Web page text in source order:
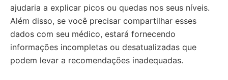
ajudaria a explicar picos ou quedas nos seus níveis.
Além disso, se você precisar compartilhar esses
dados com seu médico, estará fornecendo
informações incompletas ou desatualizadas que
podem levar a recomendações inadequadas.